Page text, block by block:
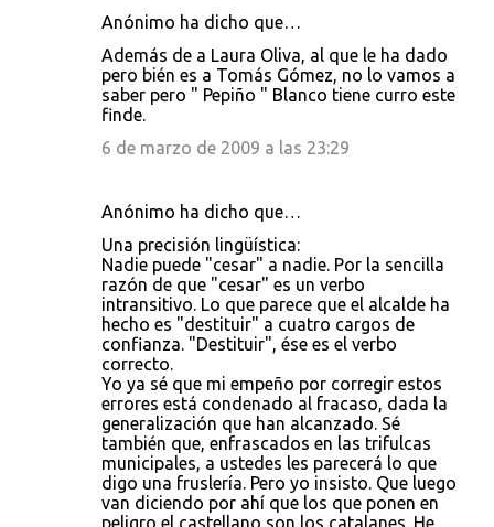
Anónimo ha dicho que…
Además de a Laura Oliva, al que le ha dado
pero bién es a Tomás Gómez, no lo vamos a
saber pero " Pepiño " Blanco tiene curro este
finde.
6 de marzo de 2009 a las 23:29
Anónimo ha dicho que…
Una precisión lingüística:
Nadie puede "cesar" a nadie. Por la sencilla
razón de que "cesar" es un verbo
intransitivo. Lo que parece que el alcalde ha
hecho es "destituir" a cuatro cargos de
confianza. "Destituir", ése es el verbo
correcto.
Yo ya sé que mi empeño por corregir estos
errores está condenado al fracaso, dada la
generalización que han alcanzado. Sé
también que, enfrascados en las trifulcas
municipales, a ustedes les parecerá lo que
digo una fruslería. Pero yo insisto. Que luego
van diciendo por ahí que los que ponen en
peligro el castellano son los catalanes. He